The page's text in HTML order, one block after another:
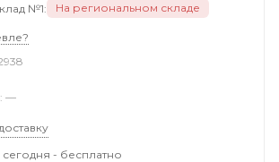
№1:
На региональном складе
—
- бесплатно